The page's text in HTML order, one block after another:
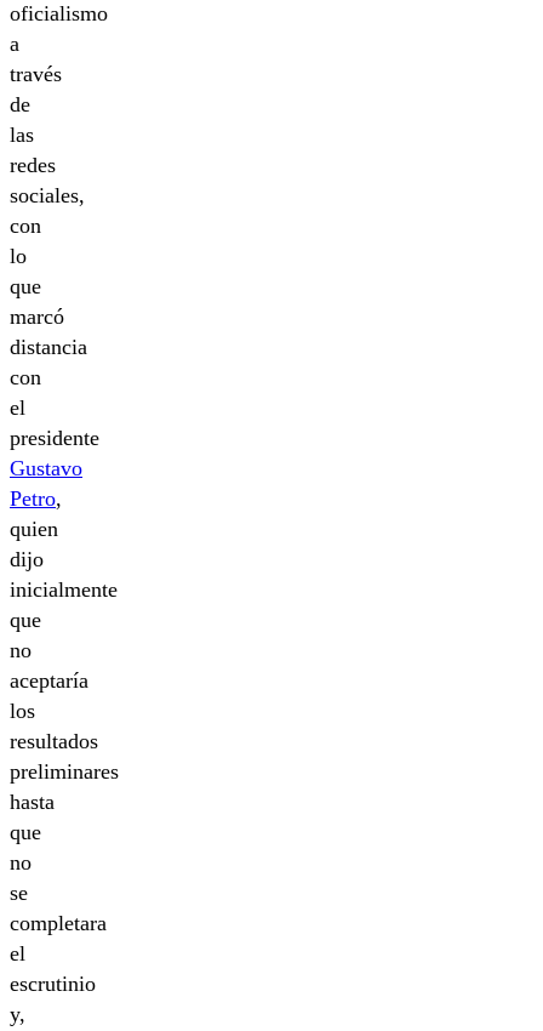
oficialismo
a
través
de
las
redes
sociales,
con
lo
que
marcó
distancia
con
el
presidente
Gustavo
Petro,
quien
dijo
inicialmente
que
no
aceptaría
los
resultados
preliminares
hasta
que
no
se
completara
el
escrutinio
y,